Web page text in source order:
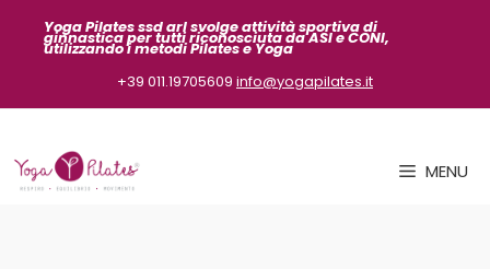
Yoga Pilates ssd arl svolge attività sportivadi
ginnastica per tutti riconosciuta da ASIe CONI,
utilizzando i metodi Pilates e Yoga
+39 011.19705609 info@yogapilates.it
MENU